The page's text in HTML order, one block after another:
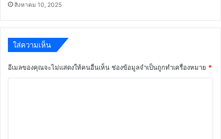
สิงหาคม 10, 2025
ใส่ความเห็น
อีเมลของคุณจะไม่แสดงให้คนอื่นเห็น ช่องข้อมูลจำเป็นถูกทำเครื่องหมาย *